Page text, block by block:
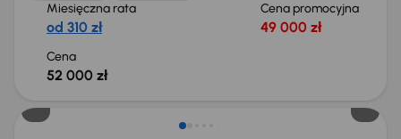
Miesięczna rata
od 310 zł
Cena promocyjna
49 000 zł
Cena
52 000 zł
Taniej o 1 500 zł